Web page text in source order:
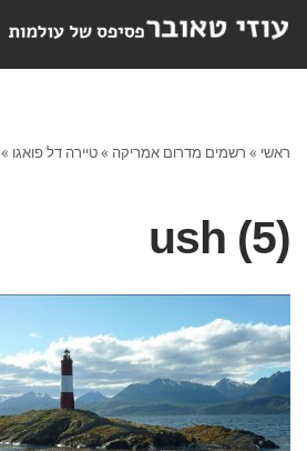
ראשי » רשמים מדרום אמריקה »טיירה דל פואגו »
ush (5)